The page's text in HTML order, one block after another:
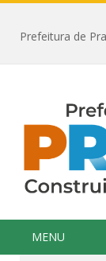
MENU